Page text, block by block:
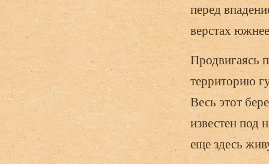
перед
верстах
Продвигаясь
территорию
Весь этот
известен под
еще здесь